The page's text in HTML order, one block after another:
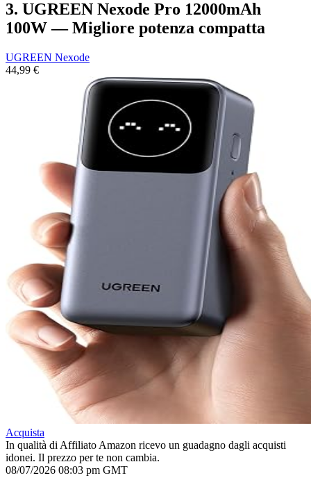
3. UGREEN Nexode Pro 12000mAh
100W — Migliore potenza compatta
UGREEN Nexode
44,99 €
Acquista
In qualità di Affiliato Amazon ricevo un guadagno dagli acquisti
idonei. Il prezzo per te non cambia.
08/07/2026 08:03 pm GMT